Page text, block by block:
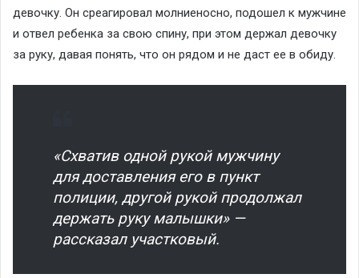
девочку. Он среагировал молниеносно, подошел к мужчине
и отвел ребенка за свою спину, при этом держал девочку
за руку, давая понять, что он рядом и не даст ее в обиду.
«Схватив одной рукой мужчину
для доставления его в пункт
полиции, другой рукой продолжал
держать руку малышки» —
рассказал участковый.